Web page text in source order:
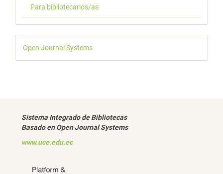
Para bibliotecarios/as
Desarrollado
por
Open Journal Systems
Sistema Integrado de Bibliotecas
Basado en Open Journal Systems
www.uce.edu.ec